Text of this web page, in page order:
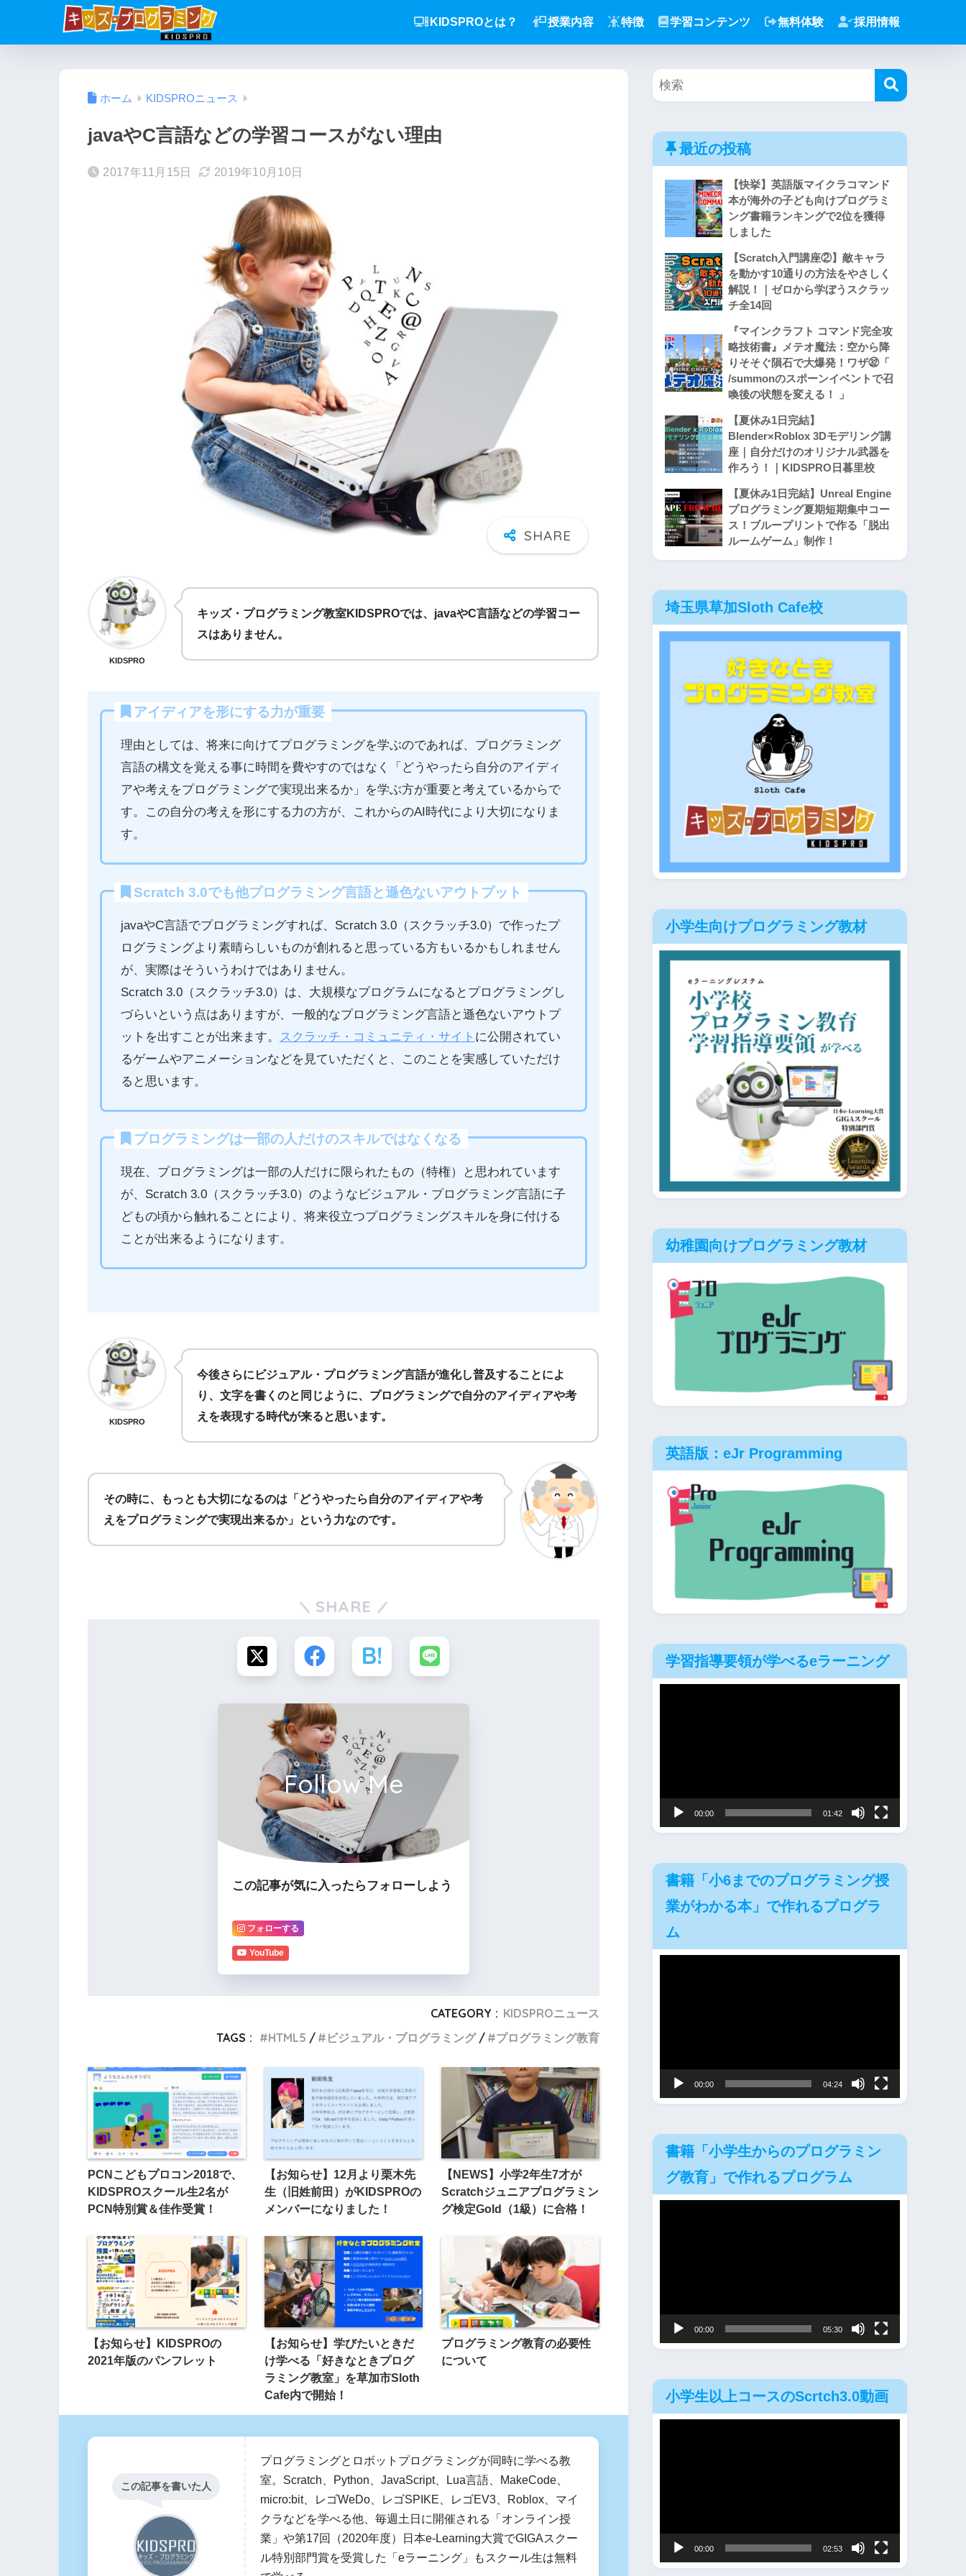
KIDSPROとは？ 授業内容 特徴 学習コンテンツ 無料体験 採用情報
ホーム KIDSPROニュース
javaやC言語などの学習コースがない理由
2017年11月15日 2019年10月10日
KIDSPRO
キッズ・プログラミング教室KIDSPROでは、javaやC言語などの学習コー
スはありません。
アイディアを形にする力が重要
理由としては、将来に向けてプログラミングを学ぶのであれば、プログラミング
言語の構文を覚える事に時間を費やすのではなく「どうやったら自分のアイディ
アや考えをプログラミングで実現出来るか」を学ぶ方が重要と考えているからで
す。この自分の考えを形にする力の方が、これからのAI時代により大切になりま
す。
Scratch 3.0でも他プログラミング言語と遜色ないアウトプット
javaやC言語でプログラミングすれば、Scratch 3.0（スクラッチ3.0）で作ったプ
ログラミングより素晴らしいものが創れると思っている方もいるかもしれません
が、実際はそういうわけではありません。
Scratch 3.0（スクラッチ3.0）は、大規模なプログラムになるとプログラミングし
づらいという点はありますが、一般的なプログラミング言語と遜色ないアウトプ
ットを出すことが出来ます。
スクラッチ・コミュニティ・サイト に公開されてい
るゲームやアニメーションなどを見ていただくと、このことを実感していただけ
ると思います。
プログラミングは一部の人だけのスキルではなくなる
現在、プログラミングは一部の人だけに限られたもの（特権）と思われています
が、Scratch 3.0（スクラッチ3.0）のようなビジュアル・プログラミング言語に子
どもの頃から触れることにより、将来役立つプログラミングスキルを身に付ける
ことが出来るようになります。
KIDSPRO
今後さらにビジュアル・プログラミング言語が進化し普及することによ
り、文字を書くのと同じように、プログラミングで自分のアイディアや考
えを表現する時代が来ると思います。
その時に、もっとも大切になるのは「どうやったら自分のアイディアや考
えをプログラミングで実現出来るか」という力なのです。
SHARE
Follow Me
この記事が気に入ったらフォローしよう
フォローする
YouTube
CATEGORY : KIDSPROニュース
TAGS :
HTML5 ビジュアル・プログラミング プログラミング教育
PCNこどもプロコン2018で、
KIDSPROスクール生2名が
PCN特別賞＆佳作受賞！
【お知らせ】12月より栗木先
生（旧姓前田）がKIDSPROの
メンバーになりました！
【NEWS】小学2年生7才が
Scratchジュニアプログラミン
グ検定Gold（1級）に合格！
【お知らせ】KIDSPROの
2021年版のパンフレット
【お知らせ】学びたいときだ
け学べる「好きなときプログ
ラミング教室」を草加市Sloth
Cafe内で開始！
プログラミング教育の必要性
について
この記事を書いた人
プログラミングとロボットプログラミングが同時に学べる教
室。Scratch、Python、JavaScript、Lua言語、MakeCode、
micro:bit、レゴWeDo、レゴSPIKE、レゴEV3、Roblox、マイ
クラなどを学べる他、毎週土日に開催される「オンライン授
業」や第17回（2020年度）日本e-Learning大賞でGIGAスクー
ル特別部門賞を受賞した「eラーニング」もスクール生は無料
最近の投稿
【快挙】英語版マイクラコマンド
本が海外の子ども向けプログラミ
ング書籍ランキングで2位を獲得
しました
【Scratch入門講座②】敵キャラ
を動かす10通りの方法をやさしく
解説！｜ゼロから学ぼうスクラッ
チ全14回
『マインクラフト コマンド完全攻
略技術書』メテオ魔法：空から降
りそそぐ隕石で大爆発！ワザ㉜「
/summonのスポーンイベントで召
喚後の状態を変える！ 」
【夏休み1日完結】
Blender×Roblox 3Dモデリング講
座｜自分だけのオリジナル武器を
作ろう！｜KIDSPRO日暮里校
【夏休み1日完結】Unreal Engine
プログラミング夏期短期集中コー
ス！ブループリントで作る「脱出
ルームゲーム」制作！
埼玉県草加Sloth Cafe校
小学生向けプログラミング教材
幼稚園向けプログラミング教材
英語版：eJr Programming
学習指導要領が学べるeラーニング
ヤ
00:00 01:42
書籍「小6までのプログラミング授
業がわかる本」で作れるプログラ
ム
ヤ
00:00 04:24
書籍「小学生からのプログラミン
グ教育」で作れるプログラム
ヤ
00:00 05:30
小学生以上コースのScrtch3.0動画
ヤ
00:00 02:53